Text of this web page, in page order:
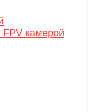
FPV камерой